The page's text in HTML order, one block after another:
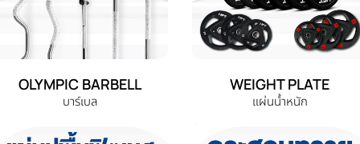
OLYMPIC BARBELL
บาร์เบล
WEIGHT PLATE
แผ่นน้ำหนัก